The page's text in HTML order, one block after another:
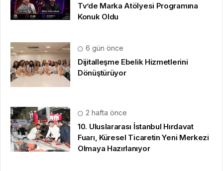
Tv’de Marka Atölyesi Programına
Konuk Oldu
6 gün önce
Dijitalleşme Ebelik Hizmetlerini
Dönüştürüyor
2 hafta önce
10. Uluslararası İstanbul Hırdavat
Fuarı, Küresel Ticaretin Yeni Merkezi
Olmaya Hazırlanıyor